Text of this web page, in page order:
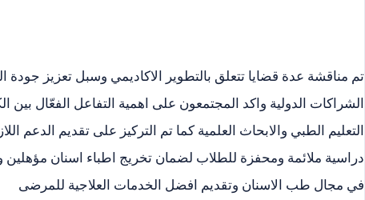
تم مناقشة عدة قضايا تتعلق بالتطوير الاكاديمي وسبل تعزيز جودة
الشراكات الدولية واكد المجتمعون على اهمية التفاعل الفعّال بين
التعليم الطبي والابحاث العلمية كما تم التركيز على تقديم الدعم
دراسية ملائمة ومحفزة للطلاب لضمان تخريج اطباء اسنان
في مجال طب الاسنان وتقديم افضل الخدمات العلاجية للمرضى